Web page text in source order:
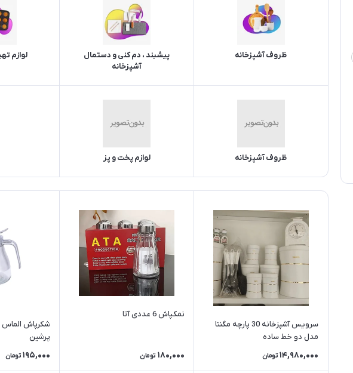
ظروف آشپزخانه
پیشبند ، دم کنی و دستمال
آشپزخانه
لوازم
ظروف آشپزخانه لوازم پخت و پز
سرویس آشپزخانه 30 پارچه مگنتا
مدل دو خط ساده
14,980,000 تومان
نمکپاش 6 عددی آتا
180,000 تومان
شکرپاش الماس
پرشین
195,000 تومان